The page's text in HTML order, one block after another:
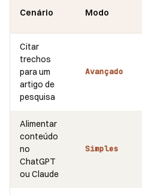
Cenário Modo
Citar
trechos
para um
artigo de
pesquisa
Avançado
Alimentar
conteúdo
no
ChatGPT
ou Claude
Simples